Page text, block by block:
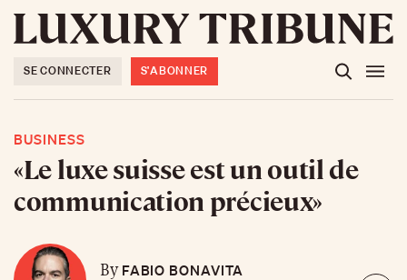
SE CONNECTER S'ABONNER
BUSINESS
«Le luxe suisse est un outil de
communication précieux»
ByFABIO BONAVITA